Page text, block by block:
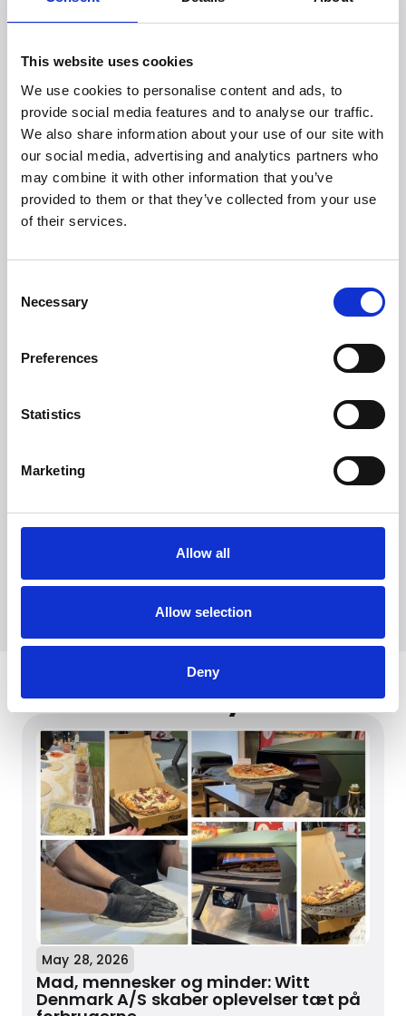
This website uses cookies
We use cookies to personalise content and ads, to
provide social media features and to analyse our traffic.
We also share information about your use of our site with
our social media, advertising and analytics partners who
may combine it with other information that you’ve
provided to them or that they’ve collected from your use
of their services.
Selection
Necessary
Preferences
Statistics
Marketing
Allow all
Allow selection
Deny
hastighed, batteriniveau og det valgte massagehoved,
Massagepistolen er ydermere udstyret med intelligent
genkendelse af muskler og knogler, hvilket garanterer
dig en sikker anvendelse af apparatet.
Witt Super Hit™ Master er solidt udført i fugtsikkert
materiale med dynamisk kraftbalancering, der giver
støjsvag massage. Indbygget, genopladeligt
lithiumbatteri, ergonomisk greb og brugervenligt,
elektronisk display. Fem udskiftelige massagehoveder til
forskellige typer massage medfølger.
Vejl. salgspris
Seneste nyheder
May 28, 2026
Mad, mennesker og minder: Witt
Denmark A/S skaber oplevelser tæt på